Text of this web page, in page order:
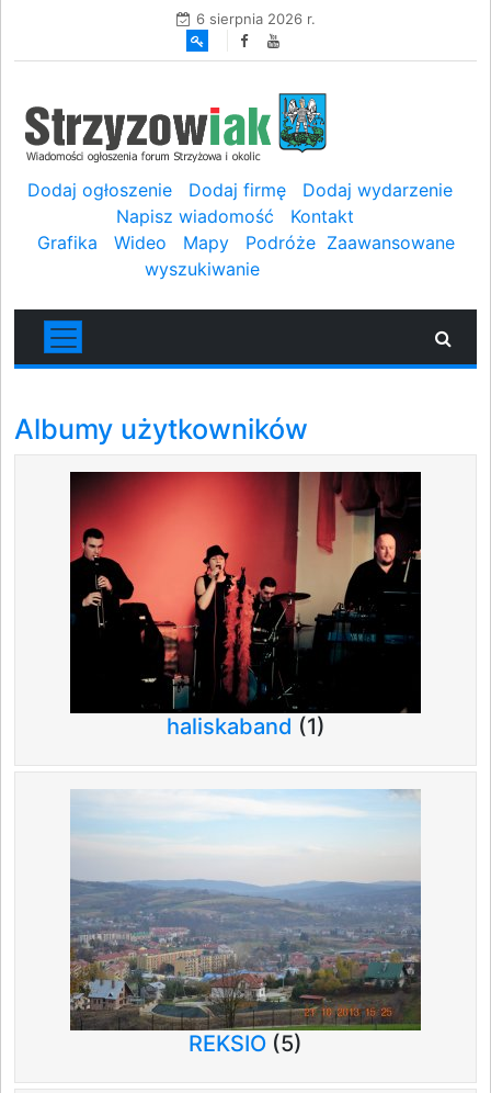
6 sierpnia 2026 r.
Dodaj ogłoszenie Dodaj firmę
Dodaj wydarzenie
Napisz wiadomość
Kontakt
Grafika
Wideo Mapy Podróże Zaawansowane
wyszukiwanie
Albumy użytkowników
haliskaband (1)
REKSIO (5)